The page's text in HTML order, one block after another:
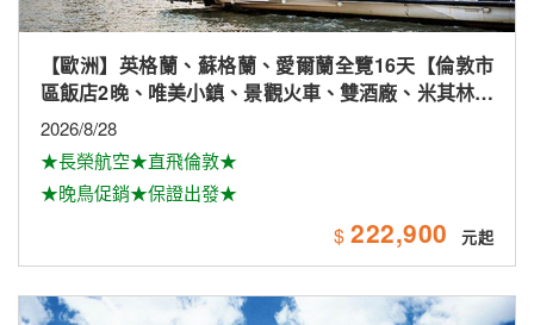
【紐澳】黃金雪雙城8+1日(★網卡★★德國風味料理)
2026/9/21(保證出發)、11/16.30、12/14；2027/1/11.25、
★一次暢遊澳洲雙城黃金雪～
$80,900